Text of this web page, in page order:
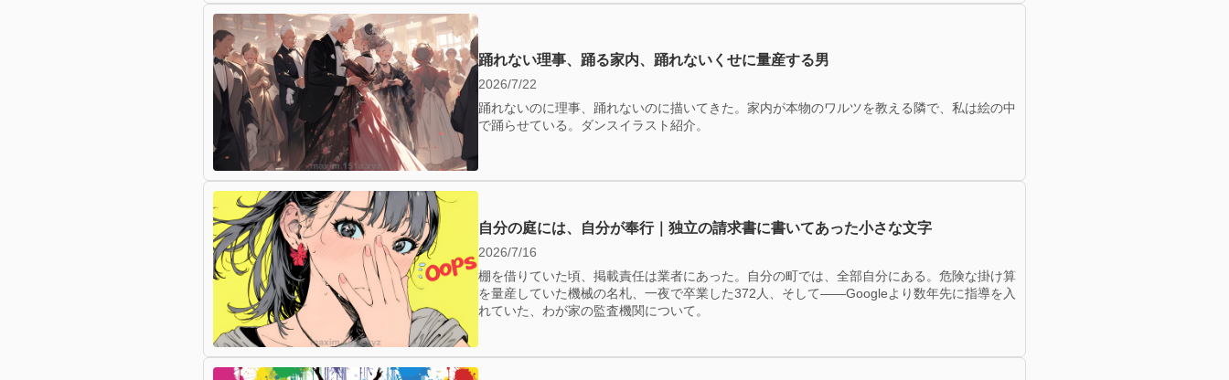
踊れない理事、踊る家内、踊れないくせに量産する男
2026/7/22
踊れないのに理事、踊れないのに描いてきた。家内が本物のワルツを教える隣で、私は絵の中
で踊らせている。ダンスイラスト紹介。
自分の庭には、自分が奉行｜独立の請求書に書いてあった小さな文字
2026/7/16
棚を借りていた頃、掲載責任は業者にあった。自分の町では、全部自分にある。危険な掛け算
を量産していた機械の名札、一夜で卒業した372人、そして——Googleより数年先に指導を入
れていた、わが家の監査機関について。